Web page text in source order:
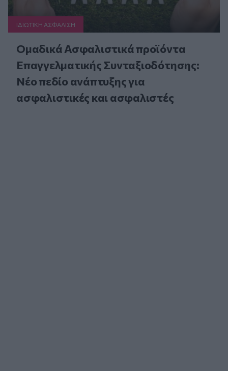
ΙΔΙΩΤΙΚΗ ΑΣΦAΛΙΣΗ
Ομαδικά Ασφαλιστικά προϊόντα
Επαγγελματικής Συνταξιοδότησης:
Νέο πεδίο ανάπτυξης για
ασφαλιστικές και ασφαλιστές